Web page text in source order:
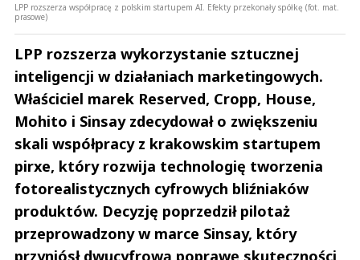
LPP rozszerza współpracę z polskim startupem AI. Efekty przekonały spółkę (fot. mat.
prasowe)
LPP rozszerza wykorzystanie sztucznej
inteligencji w działaniach marketingowych.
Właściciel marek Reserved, Cropp, House,
Mohito i Sinsay zdecydował o zwiększeniu
skali współpracy z krakowskim startupem
pirxe, który rozwija technologię tworzenia
fotorealistycznych cyfrowych bliźniaków
produktów. Decyzję poprzedził pilotaż
przeprowadzony w marce Sinsay, który
przyniósł dwucyfrową poprawę skuteczności